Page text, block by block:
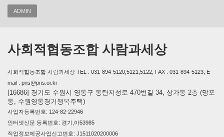
ADMIN
사회적협동조합 사람과세상
사회적협동조합 사람과세상 TEL : 031-894-5120,5121,5122, FAX : 031-894-5123, E-
mail : pns@pns.or.kr
[16686] 경기도 수원시 영통구 동탄지성로 470번길 34, 상가동 2층 (망포
동, 수원영통경기행복주택)
사업자등록번호: 124-82-22946
인터넷신문 등록번호: 경기,아53985
직업정보제공사업신고번호: J1511020200006